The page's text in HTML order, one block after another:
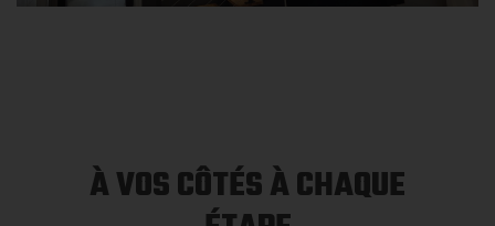
À VOS CÔTÉS À CHAQUE